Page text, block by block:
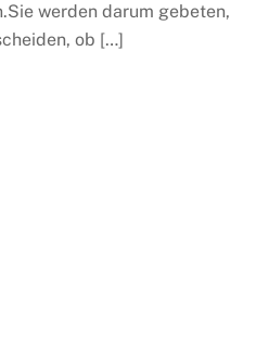
werden darum gebeten,
ob […]